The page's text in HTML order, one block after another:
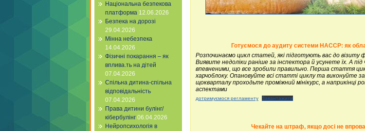
Національна безпекова
платформа 12.06.2026
Безпека на дорозі
29.04.2026
Мінна небезпека
14.04.2026
Фізичні покарання – як
вплива.ть на дітей
07.04.2026
Спільна дитина-спільна
відповідальність
07.04.2026
Права дитини булінг/
кібербулінг 06.04.2026
Нейропсихологія в
Готуємося до аудиту сис­теми НАССР: як
Розпочинаємо цикл статей, які підготують вас до візиту
Виявите недоліки раніше за інспектора й усунете їх. А
впевненими, що все зробили правильно. Перша стаття
харчоблоку. Опановуйте всі статті циклу та виконуйте
щокварталу проходьте проміжний мінікурс, а наприкінці
аспектами
дотримуємося регламенту Завантажити
Чекайте на штраф, якщо досі не